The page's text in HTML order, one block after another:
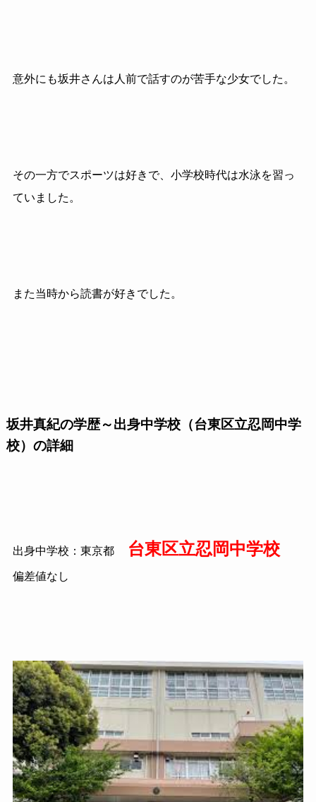
意外にも坂井さんは人前で話すのが苦手な少女でした。
その一方でスポーツは好きで、小学校時代は水泳を習っ
ていました。
また当時から読書が好きでした。
坂井真紀の学歴～出身中学校（台東区立忍岡中学
校）の詳細
出身中学校：東京都 台東区立忍岡中学校
偏差値なし